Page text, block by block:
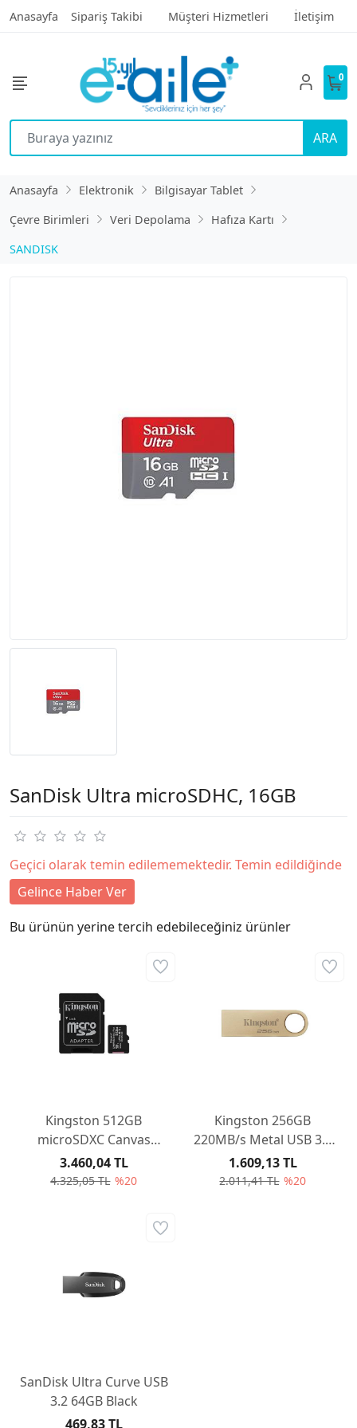
Anasayfa Sipariş Takibi Müşteri Hizmetleri İletişim
ARA
0
Anasayfa Elektronik
Bilgisayar Tablet
Çevre Birimleri
Veri Depolama
Hafıza Kartı
SANDISK
SanDisk Ultra microSDHC, 16GB
Geçici olarak temin edilememektedir. Temin edildiğinde
Gelince Haber Ver
Bu ürünün yerine tercih edebileceğiniz ürünler
Kingston 512GB
microSDXC Canvas
Select Plus 100R A1 C10
Card + Adapter
4.325,05 TL %20
3.460,04 TL
Kingston 256GB
220MB/s Metal USB 3.2
Gen 1 DataTraveler SE9
G3
2.011,41 TL %20
1.609,13 TL
SanDisk Ultra Curve USB
3.2 64GB Black
469,83 TL